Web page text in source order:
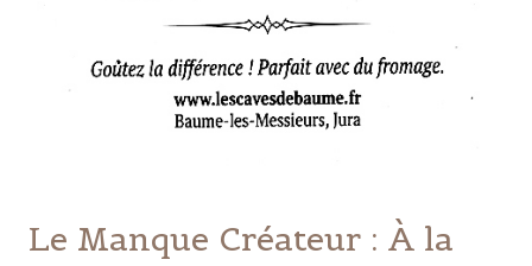
Le Manque Créateur : À la